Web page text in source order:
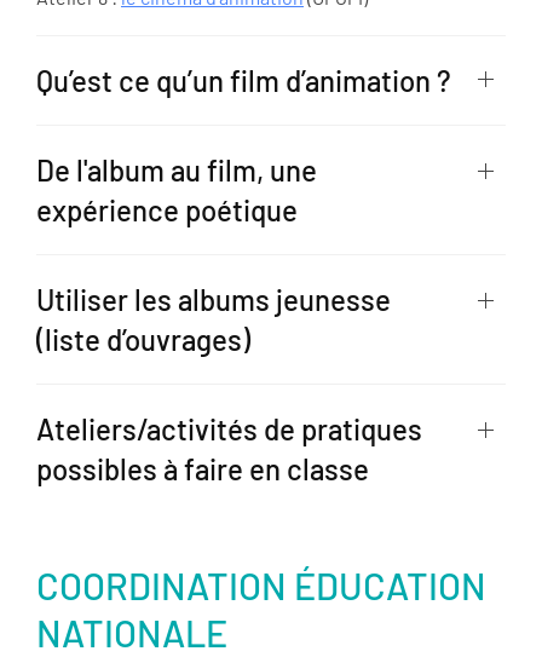
Qu’est ce qu’un film d’animation ?
De l'album au film, une
expérience poétique
Utiliser les albums jeunesse
(liste d’ouvrages)
Ateliers/activités de pratiques
possibles à faire en classe
COORDINATION ÉDUCATION
NATIONALE